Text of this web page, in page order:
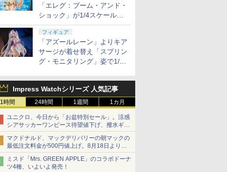
「エレグ：ブーム・アンド・
ショック」が1/4スケールで
フィギュア化！
フィギュア
「アズールレーン」よりキア
サージが着せ替え「スプリン
グ・モニタリング」姿で1/6
Impress Watchシリーズ 人気記事
1時間 24時間 1週間 1カ月
ユニクロ、今日から「お盆特別セール」。涼感
シアサッカーワンピース待望値下げ、撥水ギア
ショーツは1990円に
マクドナルド、マックデリバリーの朝マックの
最低注文料金が500円値上げ。8月18日より
1,500円から受付
ミスド「Mrs. GREEN APPLE」のコラボドーナ
ツ4種、いよいよ発売！